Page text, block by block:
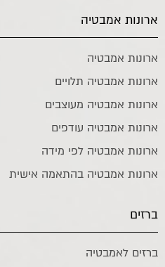
ארונות אמבטיה
ארונות אמבטיה
ארונות אמבטיה תלויים
ארונות אמבטיה מעוצבים
ארונות אמבטיה עודפים
ארונות אמבטיה לפי מידה
ארונות אמבטיה בהתאמה אישית
ברזים
ברזים לאמבטיה